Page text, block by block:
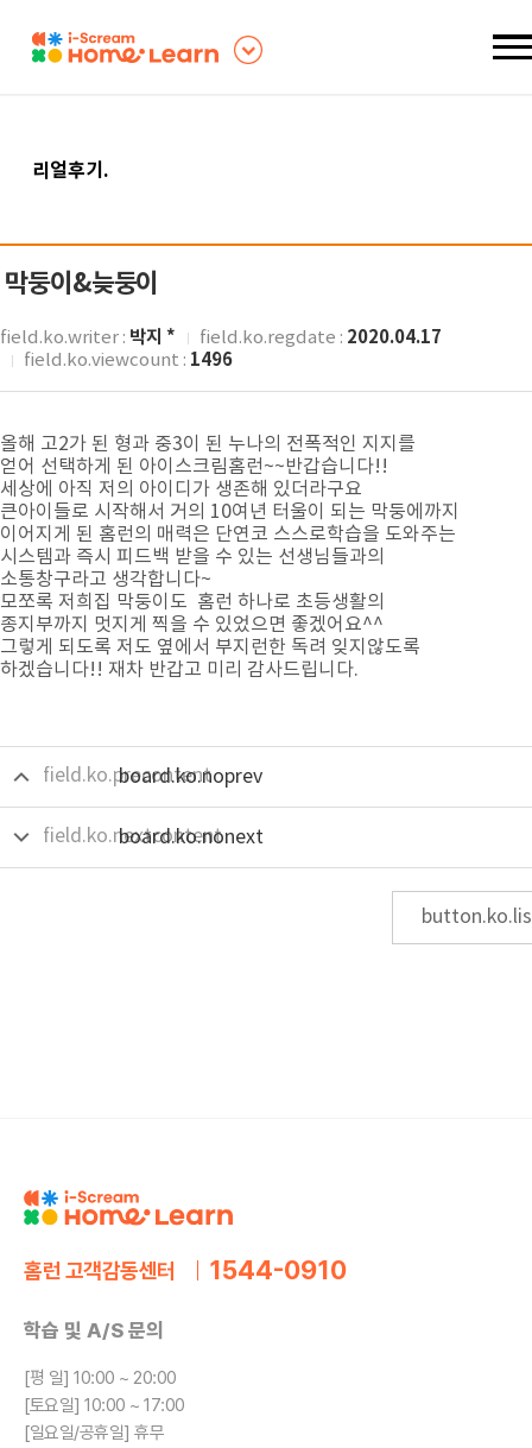
리얼후기 .
막둥이&늦둥이
field.ko.writer : 박지 * field.ko.regdate : 2020.04.17
field.ko.viewcount : 1496
올해 고2가 된 형과 중3이 된 누나의 전폭적인 지지를
얻어 선택하게 된 아이스크림홈런~~반갑습니다!!
세상에 아직 저의 아이디가 생존해 있더라구요
큰아이들로 시작해서 거의 10여년 터울이 되는 막둥에까지
이어지게 된 홈런의 매력은 단연코 스스로학습을 도와주는
시스템과 즉시 피드백 받을 수 있는 선생님들과의
소통창구라고 생각합니다~
모쪼록 저희집 막둥이도 홈런 하나로 초등생활의
종지부까지 멋지게 찍을 수 있었으면 좋겠어요^^
그렇게 되도록 저도 옆에서 부지런한 독려 잊지않도록
하겠습니다!! 재차 반갑고 미리 감사드립니다.
field.ko.precontent
board.ko.noprev
field.ko.nextcontent
board.ko.nonext
홈런 고객감동센터
학습 및 A/S 문의
[평 일] 10:00 ~ 20:00
[토요일] 10:00 ~ 17:00
[일요일/공휴일] 휴무
1544-0910